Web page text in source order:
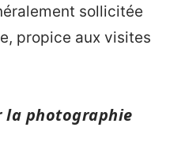
sollicitée
propice aux visites
la photographie